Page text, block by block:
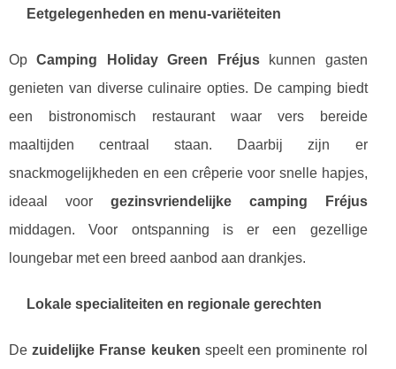
Eetgelegenheden en menu-variëteiten
OpCamping Holiday Green Fréjuskunnen gasten
genieten van diverse culinaire opties. De camping biedt
een bistronomisch restaurant waar vers bereide
maaltijden centraal staan. Daarbij zijn er
snackmogelijkheden en een crêperie voor snelle hapjes,
ideaal voor gezinsvriendelijke camping Fréjus
middagen. Voor ontspanning is er een gezellige
loungebar met een breed aanbod aan drankjes.
Lokale specialiteiten en regionale gerechten
Dezuidelijke Franse keuken speelt een prominente rol